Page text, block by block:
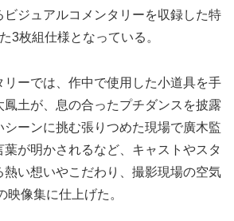
ビジュアルコメンタリーを収録した特
3枚組仕様となっている。
リーでは、作中で使用した小道具を手
鳳土が、息の合ったプチダンスを披露
ーンに挑む張りつめた現場で廣木監
が明かされるなど、キャストやスタ
熱い想いやこだわり、撮影現場の空気
映像集に仕上げた。